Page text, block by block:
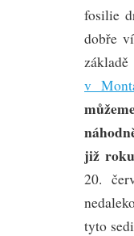
fosilie
dobře
v
již
20.
tyto